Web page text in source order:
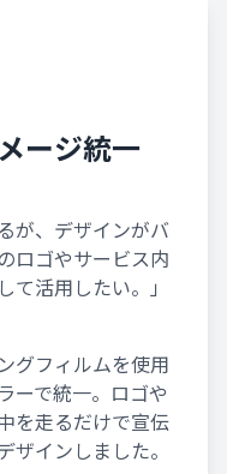
ージ統一
が、デザインがバ
ロゴやサービス内
活用したい。」
グフィルムを使用
ーで統一。ロゴや
を走るだけで宣伝
ザインしました。